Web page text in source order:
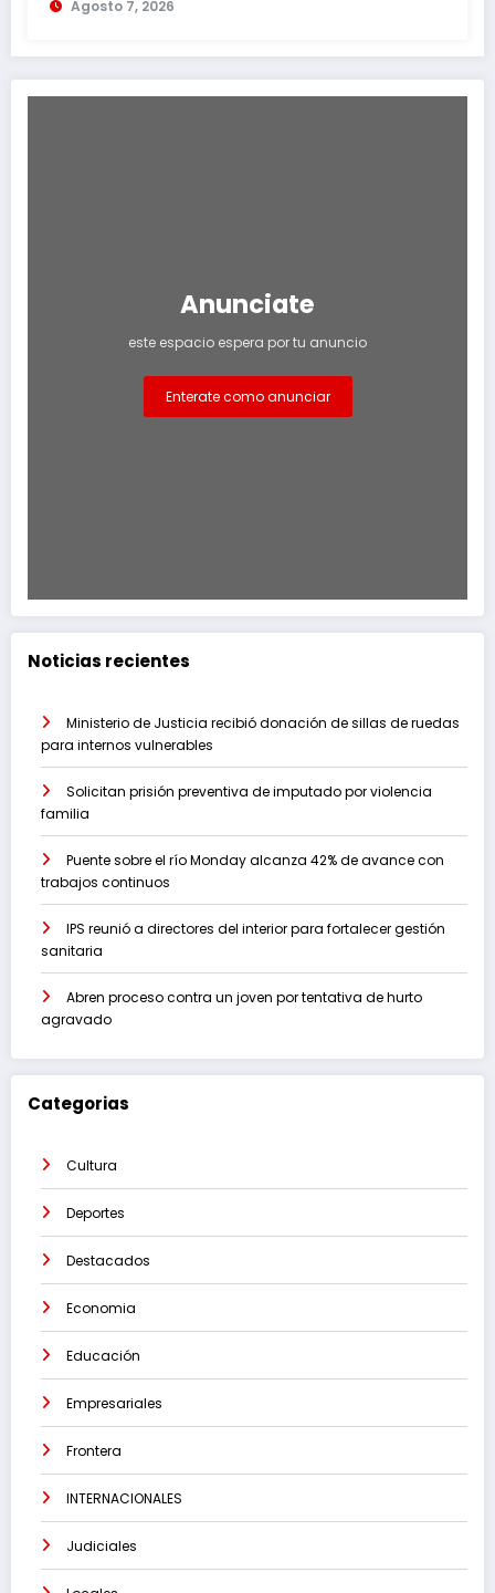
Agosto 7, 2026
Anunciate
este espacio espera por tu anuncio
Enterate como anunciar
Noticias recientes
Ministerio de Justicia recibió donación de sillas de ruedas
para internos vulnerables
Solicitan prisión preventiva de imputado por violencia
familia
Puente sobre el río Monday alcanza 42% de avance con
trabajos continuos
IPS reunió a directores del interior para fortalecer gestión
sanitaria
Abren proceso contra un joven por tentativa de hurto
agravado
Categorias
Cultura
Deportes
Destacados
Economia
Educación
Empresariales
Frontera
INTERNACIONALES
Judiciales